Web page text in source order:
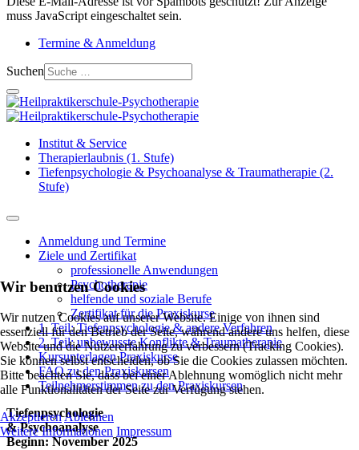
muss JavaScript eingeschaltet sein.
Termine & Anmeldung
Suchen
Institut & Service
Therapierlaubnis (1. Stufe)
Tiefenpsychologie & Psychoanalyse & Traumatherapie (2.
Stufe)
Anmeldung und Termine
Ziele und Zertifikat
professionelle Anwendungen
Psychotherapie
helfende und soziale Berufe
Zertifikat für die Praxiskurse
1. Teil: Tiefenpsychologie & andere Verfahren
2. Teil: unbewusste Konflikte & Traumatherapie
Kursunterlagen Praxiskurse
FAQ zu den Praxiskursen
Teilnehmerstimmen zu den Praxiskursen
Tiefenpsychologie
& Psychoanalyse
Beginn: November 2025
Wir benutzen Cookies
Wir nutzen Cookies auf unserer Website. Einige von ihnen sind
essenziell für den Betrieb der Seite, während andere uns helfen, diese
Website und die Nutzererfahrung zu verbessern (Tracking Cookies).
Sie können selbst entscheiden, ob Sie die Cookies zulassen möchten.
Bitte beachten Sie, dass bei einer Ablehnung womöglich nicht mehr
alle Funktionalitäten der Seite zur Verfügung stehen.
AkzeptierenAblehnen
Weitere Informationen Impressum